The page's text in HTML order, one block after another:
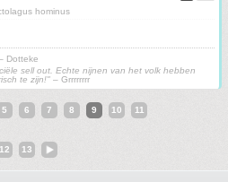
hominus
Dotteke
sell out. Echte nijnen van het volk hebben
te zijn!" – Grrrrrrrr
5 6 7 8 9 10 11
12 13